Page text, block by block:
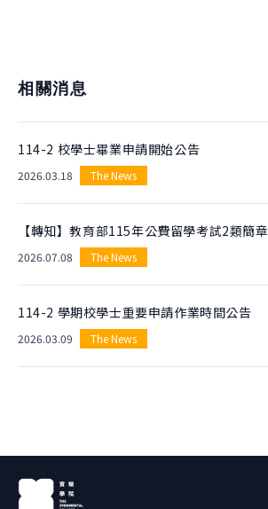
相關消息
114-2 校學士畢業申請開始公告
2026.03.18 The News
【轉知】教育部115年公費留學考試2類簡章
2026.07.08 The News
114-2 學期校學士重要申請作業時間公告
2026.03.09 The News